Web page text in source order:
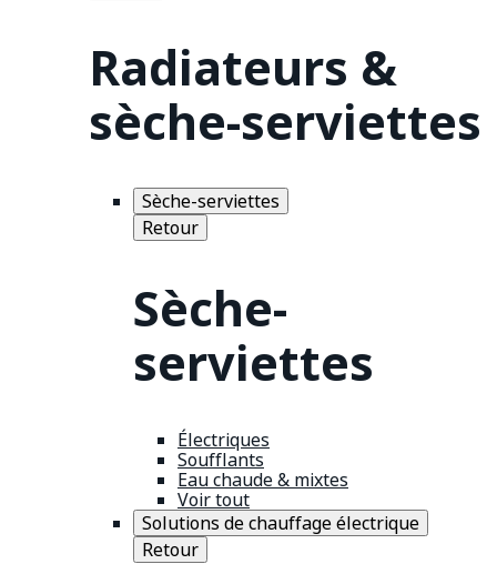
Radiateurs &
sèche-serviettes
Sèche-serviettes
Retour
Sèche-
serviettes
Électriques
Soufflants
Eau chaude & mixtes
Voir tout
Solutions de chauffage électrique
Retour